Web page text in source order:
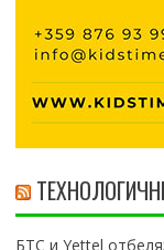
БТС и Yettel